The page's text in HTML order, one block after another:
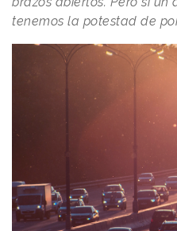
tenemos la potestad de